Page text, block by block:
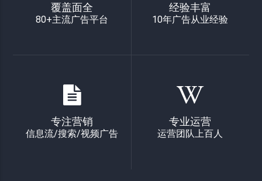
覆盖面全
80+主流广告平台
经验丰富
10年广告从业经验
专注营销
信息流/搜索/视频广告
专业运营
运营团队上百人